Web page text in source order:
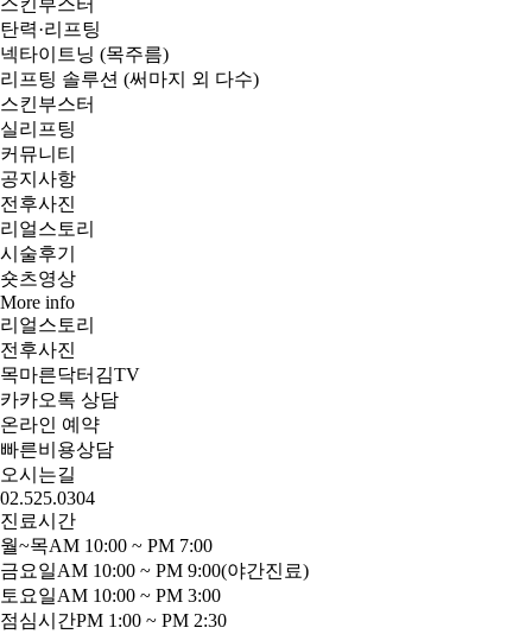
스킨부스터
탄력·리프팅
넥타이트닝 (목주름)
리프팅 솔루션 (써마지 외 다수)
스킨부스터
실리프팅
커뮤니티
공지사항
전후사진
리얼스토리
시술후기
숏츠영상
More info
리얼스토리
전후사진
목마른닥터김TV
카카오톡 상담
온라인 예약
빠른비용상담
오시는길
02.525.0304
진료시간
월~목AM 10:00 ~ PM 7:00
금요일AM 10:00 ~ PM 9:00(야간진료)
토요일AM 10:00 ~ PM 3:00
점심시간PM 1:00 ~ PM 2:30